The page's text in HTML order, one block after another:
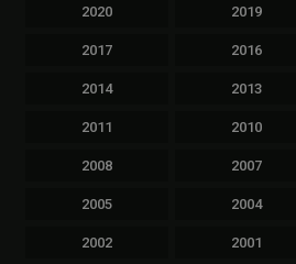
2020 2019
2017 2016
2014 2013
2011 2010
2008 2007
2005 2004
2002 2001